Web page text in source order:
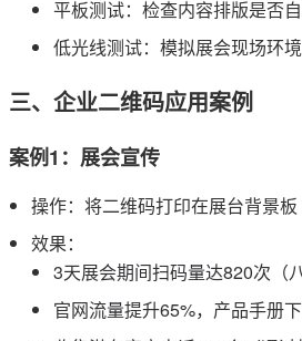
平板测试：检查内容排版是否自
低光线测试：模拟展会现场环
三、企业二维码应用案例
案例1：展会宣传
操作：将二维码打印在展台背景
效果：
3天展会期间扫码量达820次（
官网流量提升65%，产品手册下